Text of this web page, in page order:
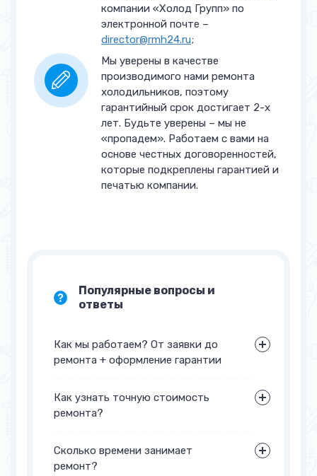
Ремонт блока управления от 4 000 руб.
Замена двигателя
вентилятора
Устранение засора
капиллярной трубы
от 4 000 руб.
Замена капиллярной трубы от 4 500 руб.
Замена воздушной заслонки от 4 500 руб.
запененной части
Замена уплотнителя двери от 1 500 руб.
Регулировка дверей
от 3 000 руб.
компании «Холод Групп» по
электронной почте –
director@rmh24.ru;
Мы уверены в качестве
производимого нами ремонта
холодильников, поэтому
гарантийный срок достигает 2-х
лет. Будьте уверены – мы не
«пропадем». Работаем с вами на
основе честных договоренностей,
которые подкреплены гарантией и
печатью компании.
Популярные вопросы и
ответы
Как мы работаем? От заявки до
ремонта + оформление гарантии
обратной связи
Как узнать точную стоимость
ремонта?
Сколько времени занимает
ремонт?